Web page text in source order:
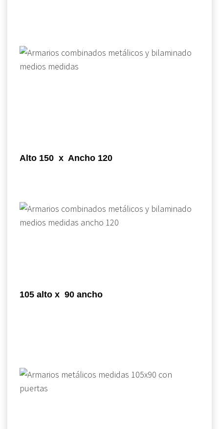
Alto 150 x Ancho 120
105 alto x 90 ancho